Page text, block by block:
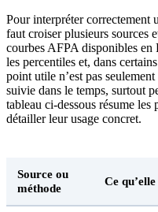
Pour interpréter correctement
faut croiser plusieurs sources
courbes AFPA disponibles en
les percentiles et, dans
point utile n’est pas
suivie dans le temps, surtout
tableau ci-dessous résume les
détailler leur usage concret.
Source ou
méthode
Ce